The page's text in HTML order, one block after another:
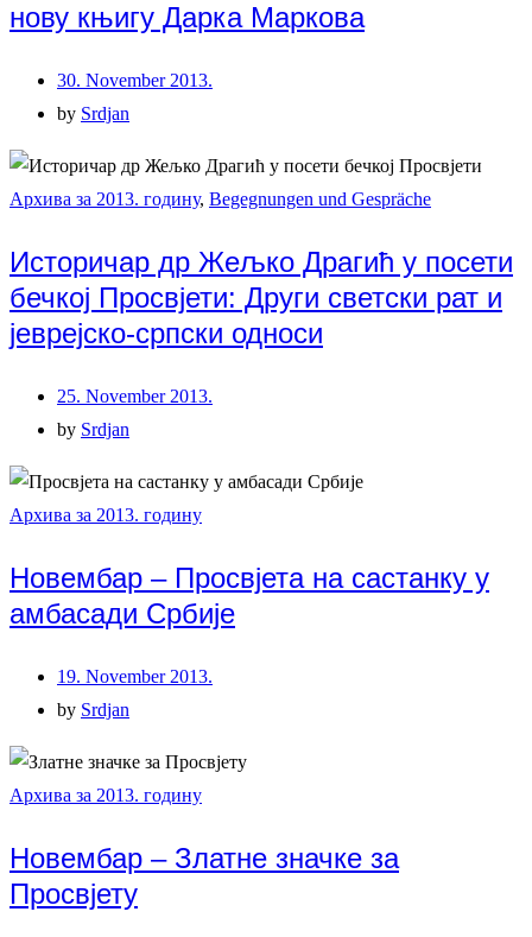
нову књигу Дарка Маркова
30. November 2013.
by Srdjan
Архива за 2013. годину, Begegnungen und Gespräche
Историчар др Жељко Драгић у посети
бечкој Просвјети: Други светски рат и
јеврејско-српски односи
25. November 2013.
by Srdjan
Архива за 2013. годину
Новембар – Просвјета на састанку у
амбасади Србије
19. November 2013.
by Srdjan
Архива за 2013. годину
Новембар – Златне значке за
Просвјету